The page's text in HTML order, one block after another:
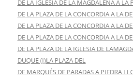
DE LA IGLESIA DE LA MAGDALENA A LA
DE LA PLAZA DE LA CONCORDIA A LA
DE LA PLAZA DE LA CONCORDIA A LA
DE LA PLAZA DE LA CONCORDIA A LA
DE LA PLAZA DE LA IGLESIA DE
DUQUE (I)LA PLAZA DEL
DE MARQUÉS DE PARADAS A PIEDRA